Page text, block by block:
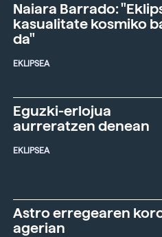
Naiara Barrado:
kasualitate kosmiko
da"
EKLIPSEA
Eguzki-erlojua
aurreratzen denean
EKLIPSEA
Astro erregearen
agerian